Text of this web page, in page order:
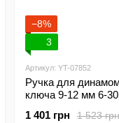
−8%
3
Артикул: YT-07852
Ручка для
ключа 9-12 мм 6-
1 523 грн
1 401 грн